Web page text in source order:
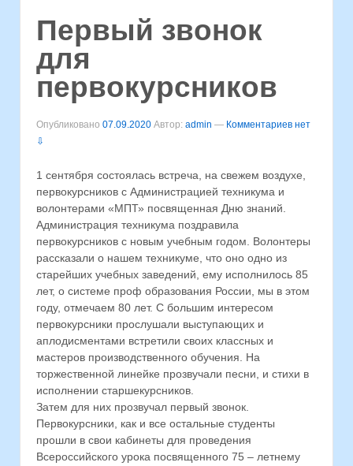
Первый звонок
для
первокурсников
Опубликовано 07.09.2020 Автор: admin — Комментариев нет
⇩
1 сентября состоялась встреча, на свежем воздухе,
первокурсников с Администрацией техникума и
волонтерами «МПТ» посвященная Дню знаний.
Администрация техникума поздравила
первокурсников с новым учебным годом. Волонтеры
рассказали о нашем техникуме, что оно одно из
старейших учебных заведений, ему исполнилось 85
лет, о системе проф образования России, мы в этом
году, отмечаем 80 лет. С большим интересом
первокурсники прослушали выступающих и
аплодисментами встретили своих классных и
мастеров производственного обучения. На
торжественной линейке прозвучали песни, и стихи в
исполнении старшекурсников.
Затем для них прозвучал первый звонок.
Первокурсники, как и все остальные студенты
прошли в свои кабинеты для проведения
Всероссийского урока посвященного 75 – летнему